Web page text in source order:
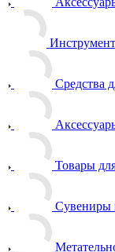
Средства
Товары
Сувениры